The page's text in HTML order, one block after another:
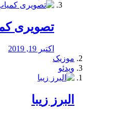
️تصویری
اکتبر 19, 2019
موزیک
ویدئو
البرز زیبا